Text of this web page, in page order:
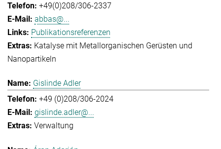
+49(0)208/306-2337
abbas@...
Publikationsreferenzen
Katalyse mit Metallorganischen Gerüsten und
Nanopartikeln
Gislinde Adler
+49 (0)208/306-2024
gislinde.adler@...
Verwaltung